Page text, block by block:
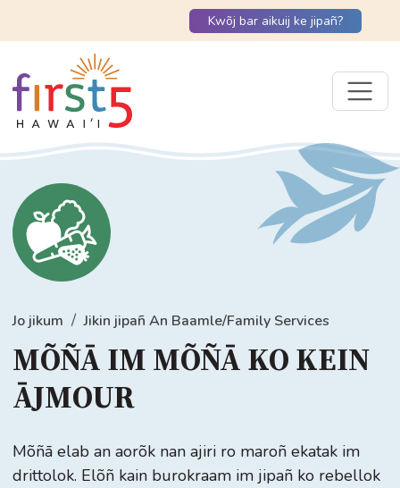
Kwõj bar aikuij ke jipañ?
Jo jikum Jikin jipañ An Baamle/Family Services
MÕÑĀ IM MÕÑĀ KO KEIN
ĀJMOUR
Mõñā elab an aorõk nan ajiri ro maroñ ekatak im
drittolok. Elõñ kain burokraam im jipañ ko rebellok